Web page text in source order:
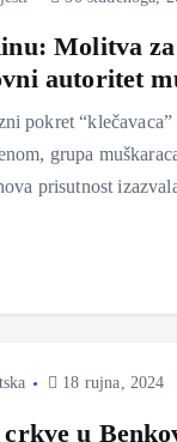
Molitva za
autoritet
pokret “klečavaca”
grupa
prisutnost
18 rujna, 2024
u